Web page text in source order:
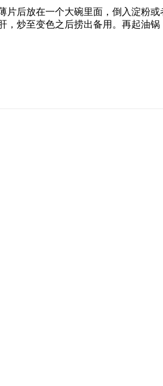
后放在一个大碗里面，倒入淀粉
炒至变色之后捞出备用。再起油